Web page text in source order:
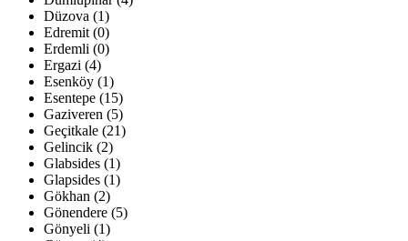
Düzova (1)
Edremit (0)
Erdemli (0)
Ergazi (4)
Esenköy (1)
Esentepe (15)
Gaziveren (5)
Geçitkale (21)
Gelincik (2)
Glabsides (1)
Glapsides (1)
Gökhan (2)
Gönendere (5)
Gönyeli (1)